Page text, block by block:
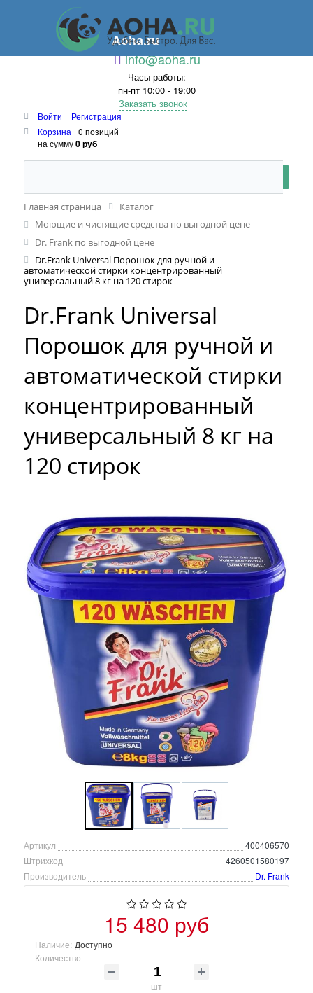
Aoha.ru
info@aoha.ru
Часы работы:
пн-пт 10:00 - 19:00
Заказать звонок
Войти
Регистрация
Корзина
0 позиций
на сумму0 руб
Главная страница
Каталог
Моющие и чистящие средства по выгодной цене
Dr. Frank по выгодной цене
Dr.Frank Universal Порошок для ручной и
автоматической стирки концентрированный
универсальный 8 кг на 120 стирок
Dr.Frank Universal
Порошок для ручной и
автоматической стирки
концентрированный
универсальный 8 кг на
120 стирок
Артикул
400406570
Штрихкод
4260501580197
Производитель
Dr. Frank
15 480 руб
Наличие: Доступно
Количество
шт